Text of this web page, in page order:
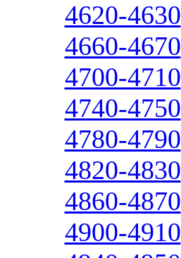
4620-4630
4660-4670
4700-4710
4740-4750
4780-4790
4820-4830
4860-4870
4900-4910